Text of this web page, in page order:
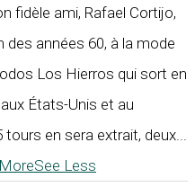
fidèle ami, Rafael Cortijo,
des années 60, à la mode
Los Hierros qui sort en
États-Unis et au
tours en sera extrait, deux...
See Less